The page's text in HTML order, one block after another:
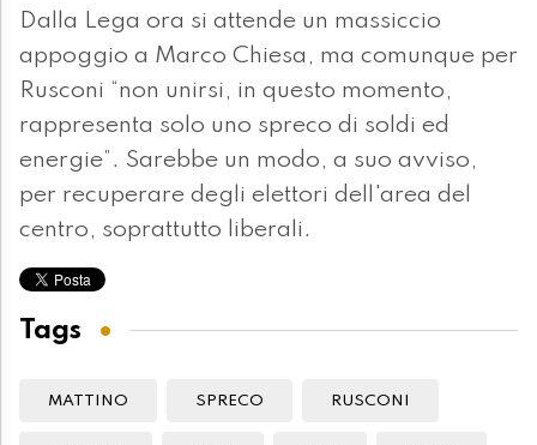
Dalla Lega ora si attende un massiccio
appoggio a Marco Chiesa, ma comunque per
Rusconi “non unirsi, in questo momento,
rappresenta solo uno spreco di soldi ed
energie”. Sarebbe un modo, a suo avviso,
per recuperare degli elettori dell'area del
centro, soprattutto liberali.
Tags
MATTINO SPRECO RUSCONI